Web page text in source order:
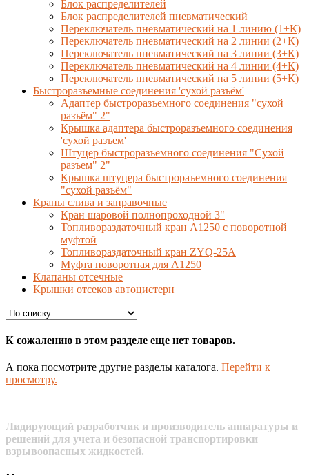
Блок распределителей
Блок распределителей пневматический
Переключатель пневматический на 1 линию (1+К)
Переключатель пневматический на 2 линии (2+К)
Переключатель пневматический на 3 линии (3+К)
Переключатель пневматический на 4 линии (4+К)
Переключатель пневматический на 5 линии (5+К)
Быстроразъемные соединения 'сухой разъём'
Адаптер быстроразъемного соединения "сухой
разъём" 2"
Крышка адаптера быстроразъемного соединения
'сухой разъем'
Штуцер быстроразъемного соединения "Сухой
разъем" 2"
Крышка штуцера быстрораъемного соединения
"сухой разъём"
Краны слива и заправочные
Кран шаровой полнопроходной 3"
Топливораздаточный кран A1250 с поворотной
муфтой
Топливораздаточный кран ZYQ-25A
Муфта поворотная для А1250
Клапаны отсечные
Крышки отсеков автоцистерн
К сожалению в этом разделе еще нет товаров.
А пока посмотрите другие разделы каталога. Перейти к
просмотру.
Лидирующий разработчик и производитель аппаратуры и
решений для учета и безопасной транспортировки
взрывоопасных жидкостей.